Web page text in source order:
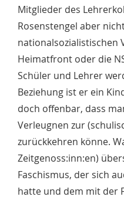
Mitglieder des
Rosenstengel aber
nationalsozialistischen
Heimatfront oder die
Schüler und Lehrer
Beziehung ist er ein
doch offenbar, dass
Verleugnen zur
zurückkehren könne.
Zeitgenoss:inn:en)
Faschismus, der sich
hatte und dem mit der